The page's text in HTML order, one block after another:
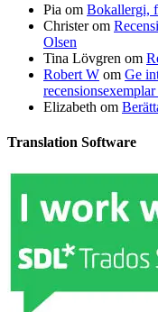
Pia om Bokallergi,
Christerom
Olsen
Tina Lövgren om
Robert W om Ge
Elizabeth om
Translation Software